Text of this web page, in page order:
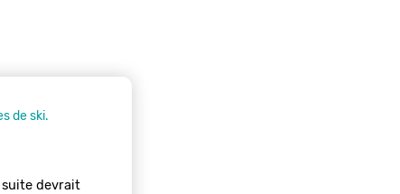
de ski.
suite devrait